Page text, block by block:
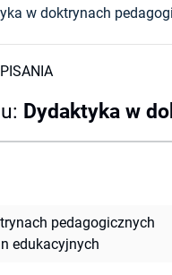
: Dydaktyka w
pedagogicznych
edukacyjnych